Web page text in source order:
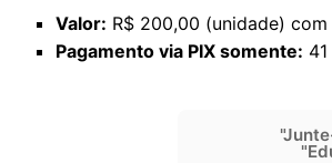
Valor: R$ 200,00 (unidade)
Pagamento via PIX somente: